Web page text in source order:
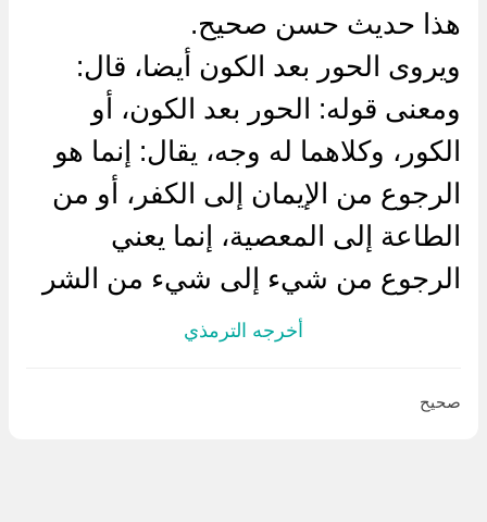
هذا حديث حسن صحيح.
ويروى الحور بعد الكون أيضا، قال:
ومعنى قوله: الحور بعد الكون، أو
الكور، وكلاهما له وجه، يقال: إنما هو
الرجوع من الإيمان إلى الكفر، أو من
الطاعة إلى المعصية، إنما يعني
الرجوع من شيء إلى شيء من الشر
أخرجه الترمذي
صحيح